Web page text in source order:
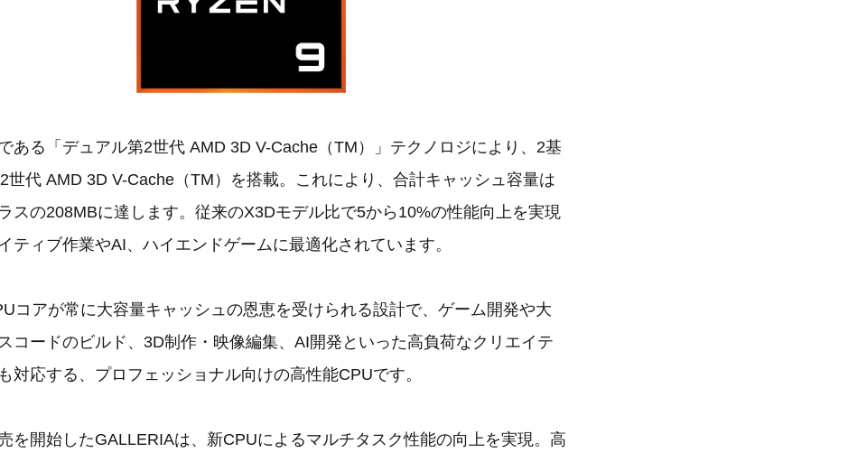
ある「デュアル第2世代 AMD 3D V-Cache（TM）」テクノロジにより、2基
世代 AMD 3D V-Cache（TM）を搭載。これにより、合計キャッシュ容量は
スの208MBに達します。従来のX3Dモデル比で5から10%の性能向上を実現
ティブ作業やAI、ハイエンドゲームに最適化されています。
コアが常に大容量キャッシュの恩恵を受けられる設計で、ゲーム開発や大
コードのビルド、3D制作・映像編集、AI開発といった高負荷なクリエイテ
対応する、プロフェッショナル向けの高性能CPUです。
を開始したGALLERIAは、新CPUによるマルチタスク性能の向上を実現。高